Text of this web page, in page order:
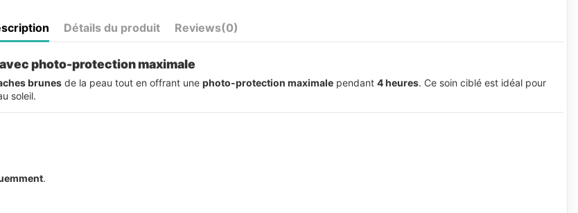
Détails du produit Reviews(0)
photo-protection maximale
brunes de la peau tout en offrant une photo-protection maximale pendant 4 heures. Ce soin ciblé est idéal pour
soleil.
.